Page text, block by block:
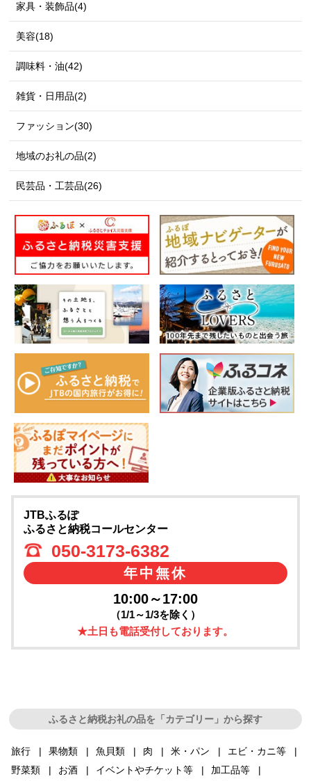
家具・装飾品(4)
美容(18)
調味料・油(42)
雑貨・日用品(2)
ファッション(30)
地域のお礼の品(2)
民芸品・工芸品(26)
JTBふるぽ
ふるさと納税コールセンター
050-3173-6382
年中無休
10:00～17:00
（1/1～1/3を除く）
★土日も電話受付しております。
ふるさと納税お礼の品を「カテゴリー」から探す
旅行 果物類 魚貝類 肉 米・パン
エビ・カニ等
野菜類
お酒 イベントやチケット等
加工品等